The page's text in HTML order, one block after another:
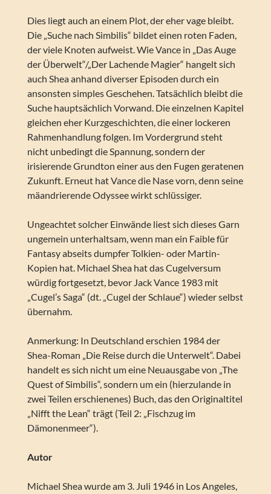
Dies liegt auch an einem Plot, der eher vage bleibt.
Die „Suche nach Simbilis“ bildet einen roten Faden,
der viele Knoten aufweist. Wie Vance in „Das Auge
der Überwelt“/„Der Lachende Magier“ hangelt sich
auch Shea anhand diverser Episoden durch ein
ansonsten simples Geschehen. Tatsächlich bleibt die
Suche hauptsächlich Vorwand. Die einzelnen Kapitel
gleichen eher Kurzgeschichten, die einer lockeren
Rahmenhandlung folgen. Im Vordergrund steht
nicht unbedingt die Spannung, sondern der
irisierende Grundton einer aus den Fugen geratenen
Zukunft. Erneut hat Vance die Nase vorn, denn seine
mäandrierende Odyssee wirkt schlüssiger.
Ungeachtet solcher Einwände liest sich dieses Garn
ungemein unterhaltsam, wenn man ein Faible für
Fantasy abseits dumpfer Tolkien- oder Martin-
Kopien hat. Michael Shea hat das Cugelversum
würdig fortgesetzt, bevor Jack Vance 1983 mit
„Cugel’s Saga“ (dt. „Cugel der Schlaue“) wieder selbst
übernahm.
Anmerkung: In Deutschland erschien 1984 der
Shea-Roman „Die Reise durch die Unterwelt“. Dabei
handelt es sich nicht um eine Neuausgabe von „The
Quest of Simbilis“, sondern um ein (hierzulande in
zwei Teilen erschienenes) Buch, das den Originaltitel
„Nifft the Lean“ trägt (Teil 2: „Fischzug im
Dämonenmeer“).
Autor
Michael Shea wurde am 3. Juli 1946 in Los Angeles,